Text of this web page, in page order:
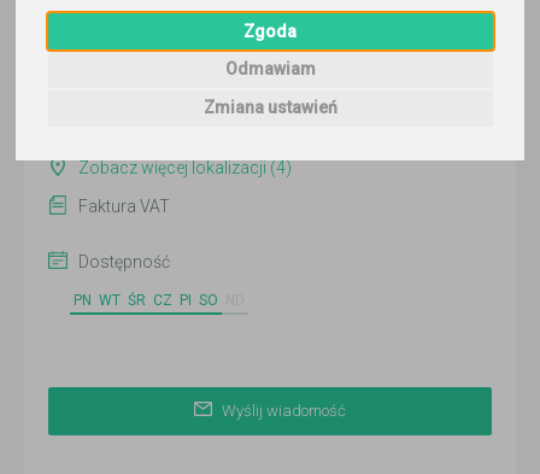
Zgoda
Odmawiam
Zmiana ustawień
Zobacz więcej lokalizacji (4)
Faktura VAT
Dostępność
PN WT ŚR CZ PI SO
Wyślij wiadomość